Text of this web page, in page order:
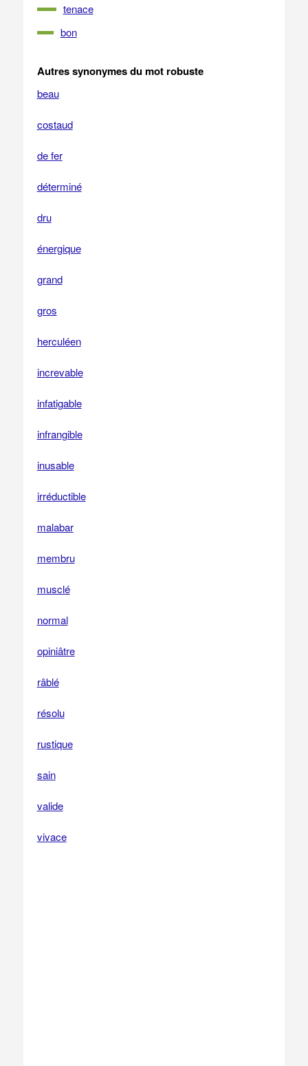
tenace
bon
Autres synonymes du mot robuste
beau
costaud
de fer
déterminé
dru
énergique
grand
gros
herculéen
increvable
infatigable
infrangible
inusable
irréductible
malabar
membru
musclé
normal
opiniâtre
râblé
résolu
rustique
sain
valide
vivace